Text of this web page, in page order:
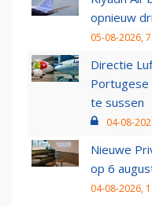
opnieuw
05-08-2026,
Directie
Portugese
te sussen
04-08-
Nieuwe
op 6
04-08-2026,